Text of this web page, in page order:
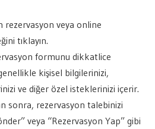
rezervasyon veya online
tıklayın.
formunu dikkatlice
kişisel bilgilerinizi,
ve diğer özel isteklerinizi içerir.
sonra, rezervasyon talebinizi
veya “Rezervasyon Yap” gibi